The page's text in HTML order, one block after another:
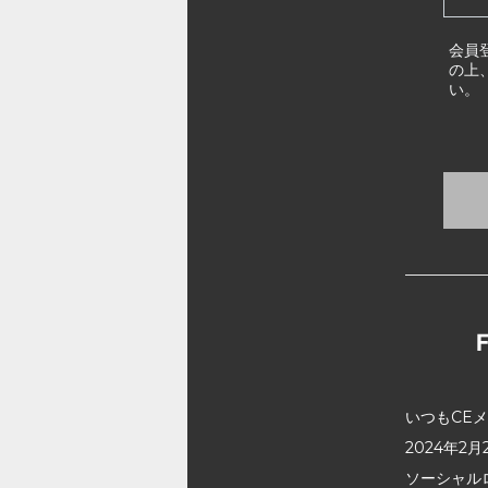
会員
の上
い。
いつもCE
2024年2月
ソーシャ